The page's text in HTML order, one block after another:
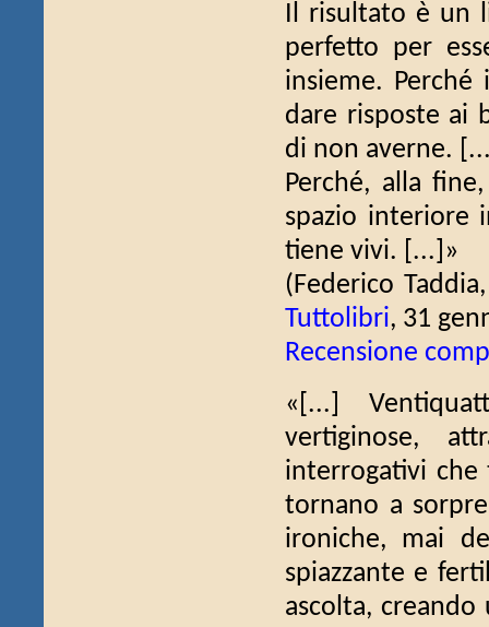
Il risultato è un
perfetto per
insieme.
dare risposte ai
di non averne.
Perché, alla
spazio interiore
tiene vivi. [...]»
(Federico
Tuttolibri, 31
Recensione
«[...]
vertiginose,
interrogativi
tornano a
ironiche, mai
spiazzante e
ascolta,